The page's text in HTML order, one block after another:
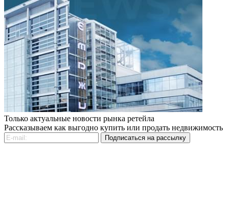
Только актуальные новости рынка ретейла
Рассказываем как выгодно купить или продать недвижимость